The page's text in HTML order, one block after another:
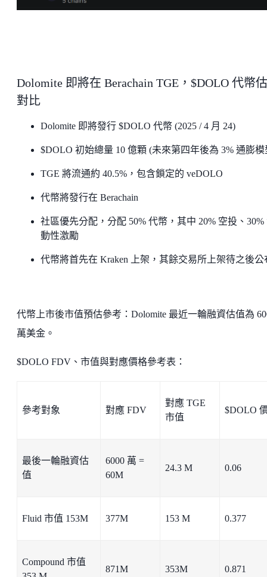
Dolomite 即將在 Berachain TGE，$DOLO 代幣
對比
Dolomite 即將發行 $DOLO 代幣 (2025 / 4 月 24)
$DOLO 初始總量 10 億顆 (未來第四年後為 3% 通膨模
TGE 將流通約 40.5%，包含鎖定的 veDOLO
代幣將發行在 Berachain
社區優先分配，分配 50% 代幣，其中 20% 空投、30%
動性激勵
代幣將首先在 Kraken 上架，其餘交易所上架待之後公
代幣上市後市值預估參考：Dolomite 最近一輪融資估值為
萬美金。
$DOLO FDV、市值與對應價格參考表：
參考對象 對應 FDV
對應 TGE
市值
$DOLO
最後一輪融資估
值
6000 萬 =
60M
24.3 M 0.06
Fluid 市值 153M 377M 153 M 0.377
Compound 市值
871M 353M 0.871